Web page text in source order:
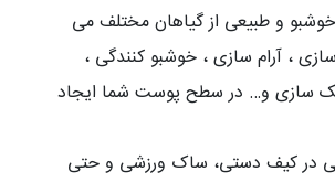
و طبیعی از گیاهان مختلف می
، آرام سازی ، خوشبو کنندگی ،
سازی و… در سطح پوست شما ایجاد
در کیف دستی، ساک ورزشی و حتی